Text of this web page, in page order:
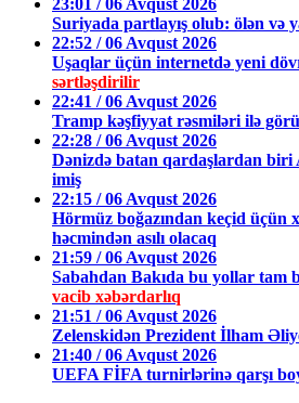
23:01 / 06 Avqust 2026
Suriyada partlayış olub: ölən və
22:52 / 06 Avqust 2026
Uşaqlar üçün internetdə yeni
sərtləşdirilir
22:41 / 06 Avqust 2026
Tramp kəşfiyyat rəsmiləri ilə
22:28 / 06 Avqust 2026
Dənizdə batan qardaşlardan biri
imiş
22:15 / 06 Avqust 2026
Hörmüz boğazından keçid üçün
həcmindən asılı olacaq
21:59 / 06 Avqust 2026
Sabahdan Bakıda bu yollar tam
vacib xəbərdarlıq
21:51 / 06 Avqust 2026
Zelenskidən Prezident İlham
21:40 / 06 Avqust 2026
UEFA FİFA turnirlərinə qarşı